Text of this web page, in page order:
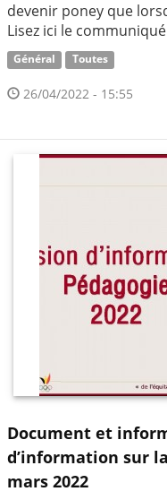
devenir poney que
Lisez ici le
Général Toutes
26/04/2022 - 15:55
Document et
d’information sur
mars 2022